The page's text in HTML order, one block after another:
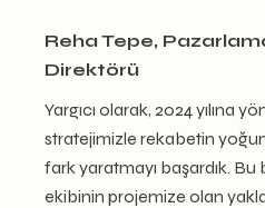
Reha Tepe,
Direktörü
Yargıcı olarak, 2024 yılına
stratejimizle rekabetin
fark yaratmayı başardık. Bu
ekibinin projemize olan